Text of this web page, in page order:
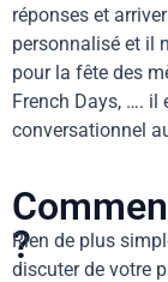
réponses et
personnalisé et il
pour la fête des
French Days, …. il
conversationnel
?
Rien de plus
discuter de votre